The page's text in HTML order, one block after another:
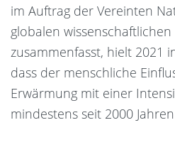
im Auftrag der Vereinten
globalen
zusammenfasst, hielt 2021
dass der menschliche
Erwärmung mit einer
mindestens seit 2000